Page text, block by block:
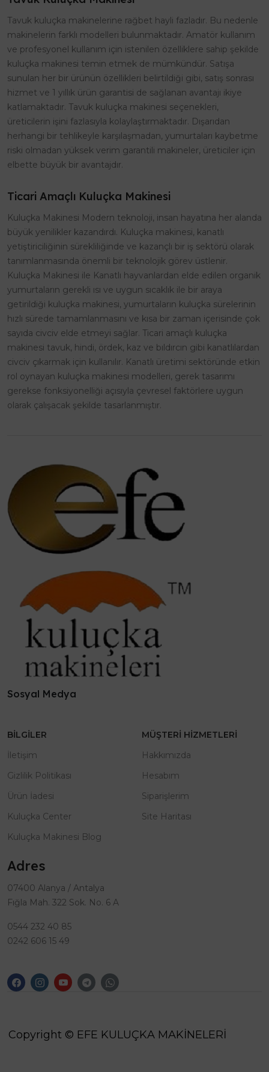
Tavuk kuluçka makinelerine rağbet hayli fazladır. Bu nedenle
makinelerin farklı modelleri bulunmaktadır. Amatör kullanım
ve profesyonel kullanım için istenilen özelliklere sahip şekilde
kuluçka makinesi temin etmek de mümkündür. Satışa
sunulan her bir ürünün özellikleri belirtildiği gibi, satış sonrası
hizmet ve 1 yıllık ürün garantisi de sağlanan avantajı ikiye
katlamaktadır. Tavuk kuluçka makinesi seçenekleri,
üreticilerin işini fazlasıyla kolaylaştırmaktadır. Dışarıdan
herhangi bir tehlikeyle karşılaşmadan, yumurtaları kaybetme
riski olmadan yüksek verim garantili makineler, üreticiler için
elbette büyük bir avantajdır.
Ticari Amaçlı Kuluçka Makinesi
Kuluçka Makinesi Modern teknoloji, insan hayatına her alanda
büyük yenilikler kazandırdı. Kuluçka makinesi, kanatlı
yetiştiriciliğinin sürekliliğinde ve kazançlı bir iş sektörü olarak
tanımlanmasında önemli bir teknolojik görev üstlenir.
Kuluçka Makinesi ile Kanatlı hayvanlardan elde edilen organik
yumurtaların gerekli ısı ve uygun sıcaklık ile bir araya
getirildiği kuluçka makinesi, yumurtaların kuluçka sürelerinin
hızlı sürede tamamlanmasını ve kısa bir zaman içerisinde çok
sayıda civciv elde etmeyi sağlar. Ticari amaçlı kuluçka
makinesi tavuk, hindi, ördek, kaz ve bıldırcın gibi kanatlılardan
civciv çıkarmak için kullanılır. Kanatlı üretimi sektöründe etkin
rol oynayan kuluçka makinesi modelleri, gerek tasarımı
gerekse fonksiyonelliği açısıyla çevresel faktörlere uygun
olarak çalışacak şekilde tasarlanmıştır.
Sosyal Medya
BILGILER
İletişim
Gizlilik Politikası
Ürün İadesi
Kuluçka Center
Kuluçka Makinesi Blog
MÜŞTERI HIZMETLERI
Hakkımızda
Hesabım
Siparişlerim
Site Haritası
Adres
07400 Alanya / Antalya
Fığla Mah. 322 Sok. No. 6 A
0544 232 40 85
0242 606 15 49
Copyright © EFE KULUÇKA MAKİNELERİ